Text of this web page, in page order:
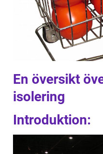
En översikt
isolering
Introduktion: